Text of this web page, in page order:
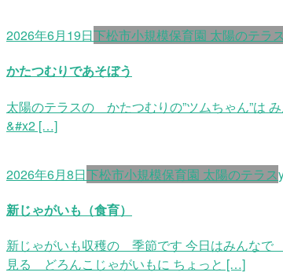
2026年6月19日下松市小規模保育園 太陽のテラス
かたつむりであそぼう
太陽のテラスの かたつむりの”ツムちゃん”は
&#x2 […]
2026年6月8日下松市小規模保育園 太陽のテラス
新じゃがいも（食育）
新じゃがいも収穫の 季節です 今日はみんな
見る どろんこじゃがいもに ちょっと […]